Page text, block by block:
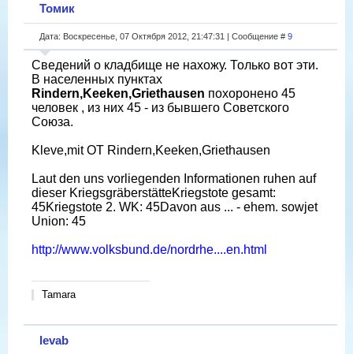
Томик
Дата: Воскресенье, 07 Октября 2012, 21:47:31 | Сообщение # 9
Сведений о кладбище не нахожу. Только вот эти.
В населенных пунктах
Rindern,Keeken,Griethausen похоронено 45
человек , из них 45 - из бывшего Советского
Союза.
Kleve,mit OT Rindern,Keeken,Griethausen
Laut den uns vorliegenden Informationen ruhen auf
dieser KriegsgräberstätteKriegstote gesamt:
45Kriegstote 2. WK: 45Davon aus ... - ehem. sowjet
Union: 45
http://www.volksbund.de/nordrhe....en.html
Tamara
levab